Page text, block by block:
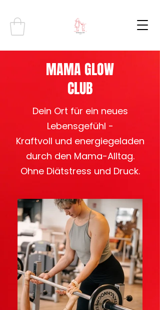
MAMA GLOW
CLUB
Dein Ort für ein neues
Lebensgefühl -
Kraftvoll und energiegeladen
durch den Mama-Alltag.
Ohne Diätstress und Druck.